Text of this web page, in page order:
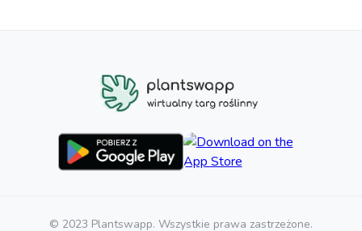
© 2023 Plantswapp. Wszystkie prawa zastrzeżone.